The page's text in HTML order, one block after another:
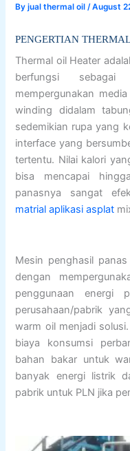
Byjual thermal oil/August
PENGERTIAN
Thermal oil Heater
berfungsi
mempergunakan
winding didalam
sedemikian rupa yang
interface yang
tertentu. Nilai kalori
bisa mencapai
panasnya sangat
matrial aplikasi asplat
Mesin penghasil
dengan
penggunaan energi
perusahaan/pabrik
warm oil menjadi
biaya konsumsi
bahan bakar untuk
banyak energi listrik
pabrik untuk PLN jika